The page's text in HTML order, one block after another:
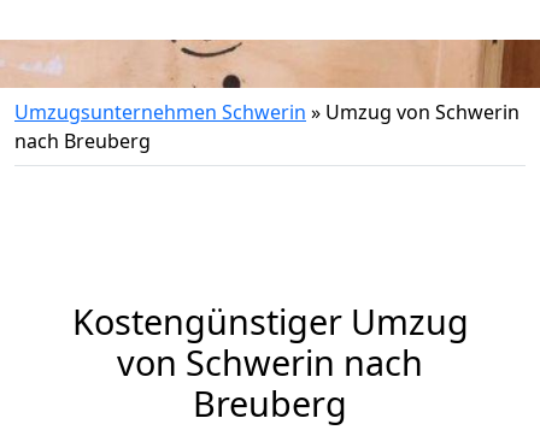
Umzugsunternehmen Schwerin » Umzug von Schwerin
nach Breuberg
Kostengünstiger Umzug
von Schwerin nach
Breuberg